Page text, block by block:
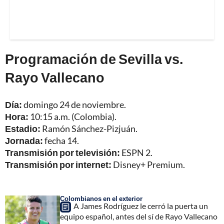
Programación de Sevilla vs.
Rayo Vallecano
Día:domingo 24 de noviembre.
Hora: 10:15 a.m. (Colombia).
Estadio: Ramón Sánchez-Pizjuán.
Jornada:fecha 14.
Transmisión por televisión: ESPN 2.
Transmisión por internet: Disney+ Premium.
Colombianos en el exterior
A James Rodríguez le cerró la puerta un
equipo español, antes del sí de Rayo Vallecano